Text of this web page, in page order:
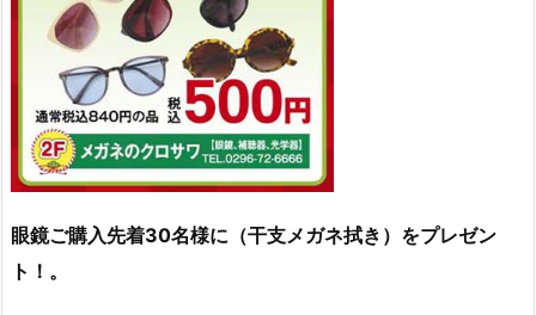
眼鏡ご購入先着30名様に（干支メガネ拭き）をプレゼン
ト！。